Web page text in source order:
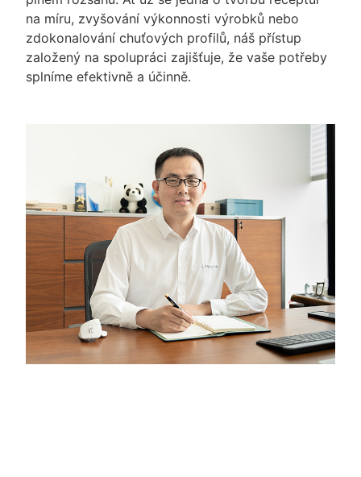
na míru, zvyšování výkonnosti výrobků nebo
zdokonalování chuťových profilů, náš přístup
založený na spolupráci zajišťuje, že vaše potřeby
splníme efektivně a účinně.